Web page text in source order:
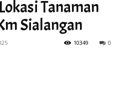
Tanaman
Sialangan
0
10349